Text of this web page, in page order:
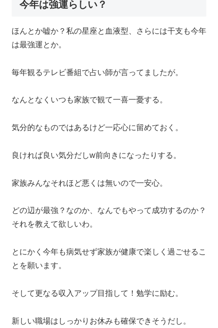
今年は強運らしい？
ほんとか嘘か？私の星座と血液型、さらには干支も今年
は最強運とか。
毎年観るテレビ番組で占い師が言ってましたが。
なんとなくいつも家族で観て一喜一憂する。
気分的なものではあるけど一応心に留めておく。
良ければ良い気分だしw前向きになったりする。
家族みんなそれほど悪くは無いので一安心。
どの辺が最強？なのか、なんでもやって成功するのか？
それを教えて欲しいわ。
とにかく今年も病気せず家族が健康で楽しく過ごせるこ
とを願います。
そして更なる収入アップ目指して！勉学に励む。
新しい職場はしっかりお休みも確保できそうだし。